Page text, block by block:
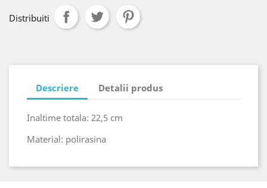
Distribuiti
Descriere Detalii produs
Inaltime totala: 22,5 cm
Material: polirasina